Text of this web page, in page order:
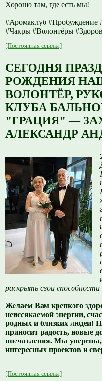
Хорошо там, где есть мы!
#Аромаклуб
#Чакры #Волонтёры
[Постоянная ссылка]
СЕГОДНЯ
РОЖДЕНИЯ
ВОЛОНТЁР,
КЛУБА
"ГРАЦИЯ" —
АЛЕКСАНДР
раскрыть свои способности
Желаем Вам крепкого
неиссякаемой энергии,
родных и близких людей!
приносит радость, новые
впечатления. Мы уверены,
интересных проектов и
[Постоянная ссылка]